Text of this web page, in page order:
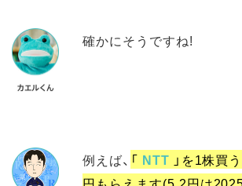
確かにそうですね!
例えば、 「 NTT 」を1株買